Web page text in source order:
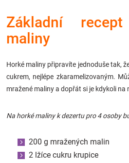
Hračkářství
Přihlášení
Základní
maliny
Horké maliny připravíte jednoduše tak,
cukrem, nejlépe zkaramelizovaným.
mražené maliny a dopřát si je kdykoli na
Na horké maliny k dezertu pro 4 osoby
200 g mražených malin
2 lžíce cukru krupice